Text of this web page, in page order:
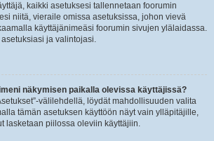
kaikki asetuksesi tallennetaan foorumin
niitä, vieraile omissa asetuksissa, johon vievä
käyttäjänimeäsi foorumin sivujen ylälaidassa.
ja valintojasi.
näkymisen paikalla olevissa käyttäjissä?
välilehdellä, löydät mahdollisuuden valita
tämän asetuksen käyttöön näyt vain ylläpitäjille,
lasketaan piilossa oleviin käyttäjiin.